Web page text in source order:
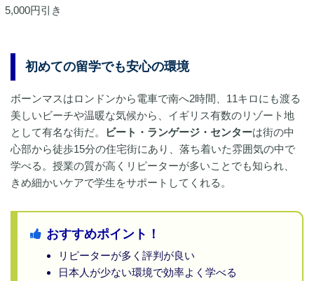
5,000円引き
初めての留学でも安心の環境
ボーンマスはロンドンから電車で南へ2時間、11キロにも渡る
美しいビーチや温暖な気候から、イギリス有数のリゾート地
として有名な街だ。
ビート・ランゲージ・センターは街の中
心部から徒歩15分の住宅街にあり、落ち着いた雰囲気の中で
学べる。授業の質が高くリピーターが多いことでも知られ、
きめ細かいケアで学生をサポートしてくれる。
おすすめポイント！
リピーターが多く評判が良い
日本人が少ない環境で効率よく学べる